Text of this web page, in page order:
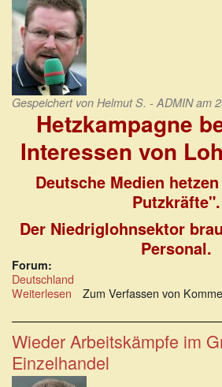
Gespeichert von Helmut S. - ADMINam
Hetzkampagne
Interessen von
Deutsche Medien
Putzkräfte".
Der Niedriglohnsektor
Personal.
Forum:
Deutschland
Weiterlesen über
bedient
die
Interessen
von
Lohndrückern
Zum Verfassen von
Wieder Arbeitskämpfe im
Einzelhandel